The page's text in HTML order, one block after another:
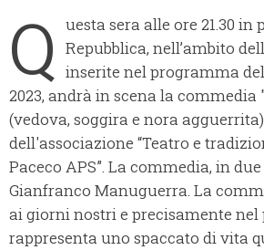
Q
uesta sera alle ore 21.30 in
Repubblica, nell’ambito
inserite nel programma
2023, andrà in scena la
(vedova, soggira e nora
dell'associazione “Teatro e
Paceco APS”. La commedia, in
Gianfranco Manuguerra. La
ai giorni nostri e precisamente nel
rappresenta uno spaccato di vita